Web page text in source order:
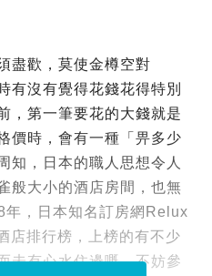
盡歡，莫使金樽空對
有沒有覺得花錢花得特別
，第一筆要花的大錢就是
價時，會有一種「畀多少
知，日本的職人思想令人
般大小的酒店房間，也無
年，日本知名訂房網Relux
店排行榜，上榜的有不少
未有心水住邊嘅，不妨參